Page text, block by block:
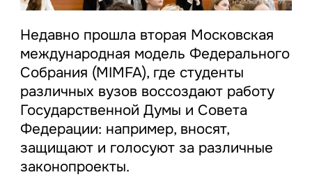
Недавно прошла вторая Московская
международная модель Федерального
Собрания (MIMFA), где студенты
различных вузов воссоздают работу
Государственной Думы и Совета
Федерации: например, вносят,
защищают и голосуют за различные
законопроекты.